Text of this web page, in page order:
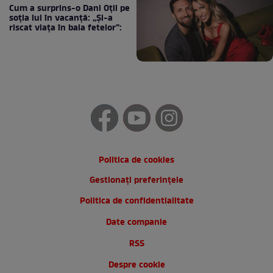
Cum a surprins-o Dani Oțil pe
soția lui în vacanță: „Și-a
riscat viața în baia fetelor”:
Politica de cookies
Gestionați preferințele
Politica de confidentialitate
Date companie
RSS
Despre cookie